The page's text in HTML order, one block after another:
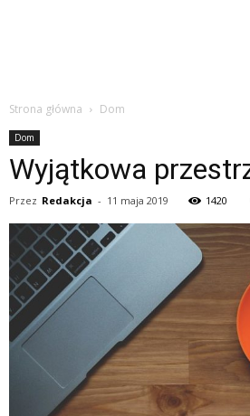
Strona główna Dom
Dom
Wyjątkowa
Przez Redakcja - 11 maja 2019 1420